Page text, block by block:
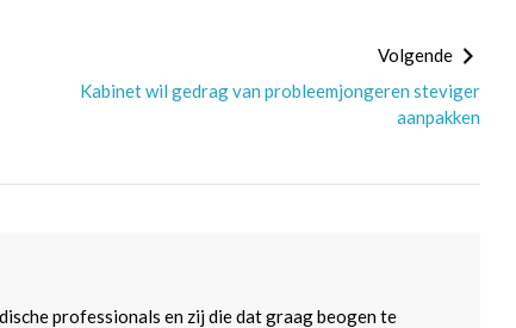
Volgende
Kabinet wil gedrag van probleemjongeren steviger
aanpakken
professionals en zij die dat graag beogen te